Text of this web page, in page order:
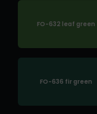
FO-632 leaf green
FO-636 fir green